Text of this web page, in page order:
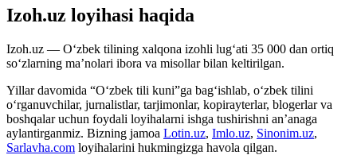
Izoh.uz loyihasi haqida
Izoh.uz — O‘zbek tilining xalqona izohli lug‘ati 35 000 dan ortiq
so‘zlarning ma’nolari ibora va misollar bilan keltirilgan.
Yillar davomida “O‘zbek tili kuni”ga bag‘ishlab, o‘zbek tilini
o‘rganuvchilar, jurnalistlar, tarjimonlar, kopirayterlar, blogerlar va
boshqalar uchun foydali loyihalarni ishga tushirishni an’anaga
aylantirganmiz. Bizning jamoa Lotin.uz, Imlo.uz, Sinonim.uz,
Sarlavha.com loyihalarini hukmingizga havola qilgan.